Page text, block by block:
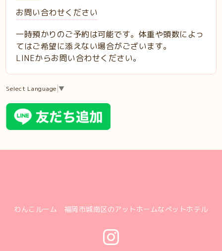
お問い合わせください
一時預かりのご予約は可能です。体重や頭数によっ
てはご希望に添えない場合がございます。
LINEからお問い合わせください。
Select Language ▼
わんこルーム 福岡市城南区のアットホームなペットホテル